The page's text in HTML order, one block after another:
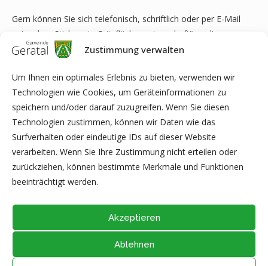
Zustimmung verwalten
Um Ihnen ein optimales Erlebnis zu bieten, verwenden wir
Technologien wie Cookies, um Geräteinformationen zu
speichern und/oder darauf zuzugreifen. Wenn Sie diesen
Technologien zustimmen, können wir Daten wie das
Surfverhalten oder eindeutige IDs auf dieser Website
verarbeiten. Wenn Sie Ihre Zustimmung nicht erteilen oder
zurückziehen, können bestimmte Merkmale und Funktionen
beeinträchtigt werden.
Akzeptieren
Ablehnen
Gern können Sie sich telefonisch, schriftlich oder per E-Mail
unter dem Stichwort „Grünflächenpatenschaft“ an die
Gemeinde Geratal wenden:
Gemeinde Geratal
An der Glashütte 3
99330 Geratal OT Gräfenroda
Telefon: 036205-9330
E-Mail:info@gemeinde-geratal.de
Wir freuen uns auf Ihr Engagement!
@2026 - Alle Rechte vorbehalten durchGemeinde Geratal